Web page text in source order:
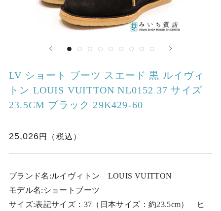
LV ショート ブーツ スエード 黒 ルイヴィ
トン LOUIS VUITTON NL0152 37 サイズ
23.5CM ブラック 29K429-60
25,026
ブランド名:ルイヴィトン LOUIS VUITTON
モデル名:ショートブーツ
サイズ:表記サイズ：37（日本サイズ：約23.5cm） ヒ